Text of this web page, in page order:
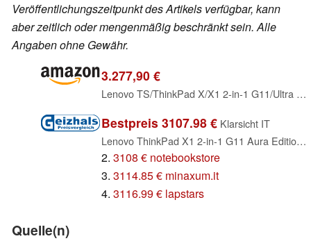
Veröffentlichungszeitpunkt des Artikels verfügbar, kann
aber zeitlich oder mengenmäßig beschränkt sein. Alle
Angaben ohne Gewähr.
3.277,90 €
Lenovo TS/ThinkPad X/X1 2-in-1 G11/Ultra 7 355/32GB/1TB / 14.0" 2.8K / Grey/Win 11 Pro / 3YR Depot
Bestpreis 3107.98 € Klarsicht IT
Lenovo ThinkPad X1 2-in-1 G11 Aura Edition, Grey, Core Ultra 7 355, 32GB RAM, 1TB SSD, 5G, DE (21V9005UGE)
2. 3108 € notebookstore
3. 3114.85 € minaxum.it
4. 3116.99 € lapstars
Quelle(n)